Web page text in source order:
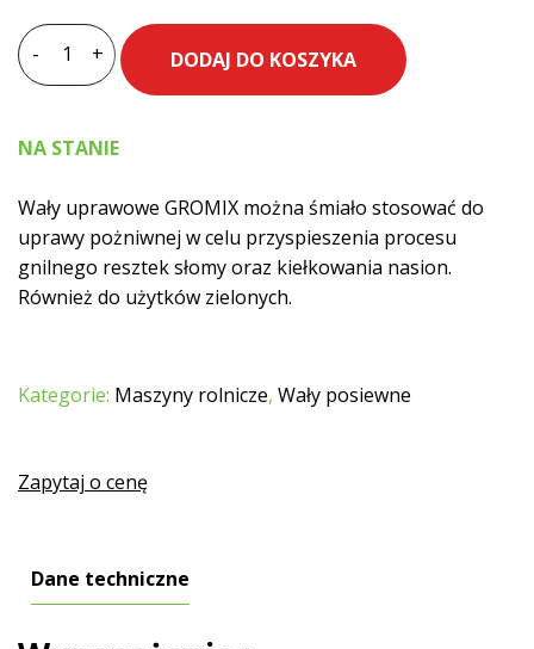
-
ilość
GROMIX
m
fi
500
mm
+ DODAJ DO KOSZYKA
NA STANIE
Wały uprawowe GROMIX można śmiało stosować do
uprawy pożniwnej w celu przyspieszenia procesu
gnilnego resztek słomy oraz kiełkowania nasion.
Również do użytków zielonych.
Kategorie: Maszyny rolnicze, Wały posiewne
Zapytaj o cenę
Dane techniczne